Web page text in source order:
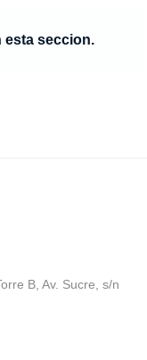
esta seccion.
B, Av. Sucre, s/n